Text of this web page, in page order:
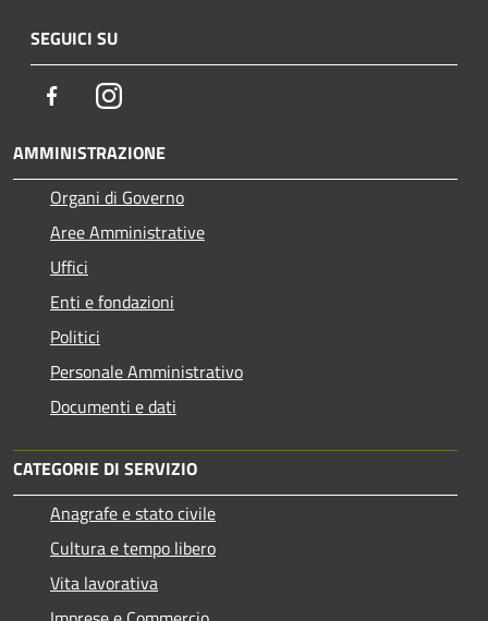
SEGUICI SU
FacebookInstagram
AMMINISTRAZIONE
Organi di Governo
Aree Amministrative
Uffici
Enti e fondazioni
Politici
Personale Amministrativo
Documenti e dati
CATEGORIE DI SERVIZIO
Anagrafe e stato civile
Cultura e tempo libero
Vita lavorativa